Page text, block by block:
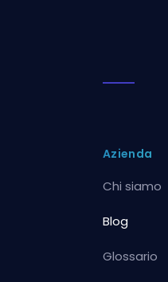
Azienda
Chi siamo
Blog
Glossario